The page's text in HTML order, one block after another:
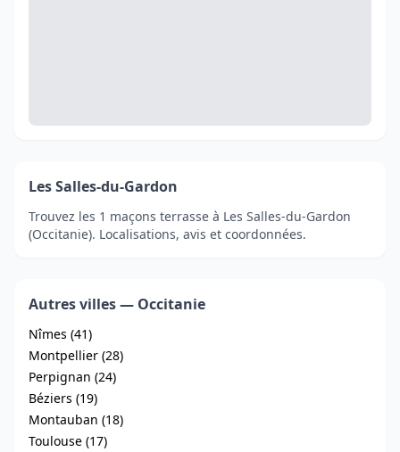
Les Salles-du-Gardon
Trouvez les 1 maçons terrasse à Les Salles-du-Gardon
(Occitanie). Localisations, avis et coordonnées.
Autres villes — Occitanie
Nîmes (41)
Montpellier (28)
Perpignan (24)
Béziers (19)
Montauban (18)
Toulouse (17)